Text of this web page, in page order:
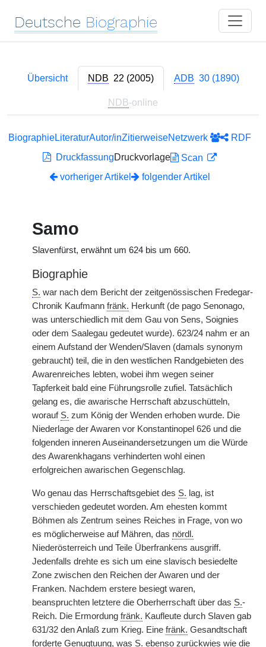
Deutsche Biographie
Übersicht NDB 22 (2005) ADB 30 (1890)
NDB-online
BiographieLiteraturAutor/inZitierweiseNetzwerk
RDF
DruckfassungDruckvorlage
Scan
vorheriger Artikel
folgender Artikel
Samo
Slavenfürst, erwähnt um 624 bis um 660.
Biographie
S. war nach dem Bericht der zeitgenössischen Fredegar-
Chronik Kaufmann fränk. Herkunft (de pago Senonago,
was unterschiedlich mit dem Gau von Sens, Soignies
oder dem Saalegau gedeutet wurde). 623/24 nahm er an
einem Aufstand der Wenden/Slaven (damals synonym
gebraucht) teil, die in den westlichen Randgebieten des
Awarenreiches lebten, wobei ihm wegen seiner
Tapferkeit bald eine Führungsrolle zufiel. Tatsächlich
gelang es, die awarische Herrschaft abzuschütteln,
worauf S. zum König der Wenden erhoben wurde. Die
Niederlage der Awaren vor Konstantinopel 626 und die
folgenden inneren Auseinandersetzungen um die Würde
des Awarenkhagans verhinderten wohl einen
erfolgreichen awarischen Gegenschlag.
Wo genau das Herrschaftsgebiet des S. lag, ist
verschieden gedeutet worden. Am ehesten kommt
Böhmen als Zentrum seines Reiches in Frage, von wo
es möglicherweise auf Mähren, das nördl.
Niederösterreich und Teile Überfrankens ausgriff.
Jedenfalls drehte es sich um eine slavisch besiedelte
Zone zwischen den Reichen der Awaren und der
Franken. Nachdem erstere besiegt waren,
beanspruchten letztere die Oberherrschaft über das S.-
Reich. Die Ermordung fränk. Kaufleute durch Slaven gab
631/32 den Anlaß zum Krieg. Eine fränk. Gesandtschaft
forderte Genugtuung, was S. ebenso zurückwies wie die